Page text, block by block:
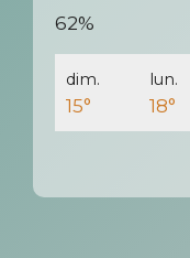
62%
dim.
15°
lun.
18°